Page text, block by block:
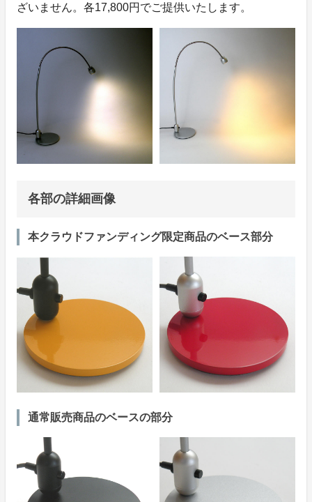
ざいません。各17,800円でご提供いたします。
各部の詳細画像
本クラウドファンディング限定商品のベース部分
通常販売商品のベースの部分